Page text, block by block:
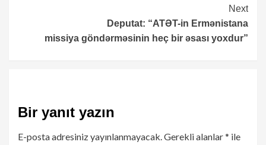
Next
Deputat: “ATƏT-in Ermənistana
missiya göndərməsinin heç bir əsası yoxdur”
Bir yanıt yazın
E-posta adresiniz yayınlanmayacak.Gerekli alanlar* ile